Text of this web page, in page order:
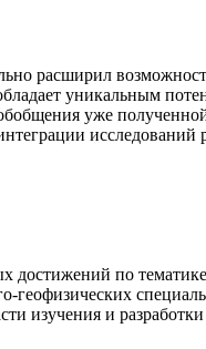
расширил
уникальным
уже
достижений по
геофизических
изучения и